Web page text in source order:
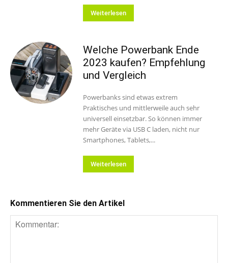
Weiterlesen
Welche Powerbank Ende
2023 kaufen? Empfehlung
und Vergleich
Powerbanks sind etwas extrem
Praktisches und mittlerweile auch sehr
universell einsetzbar. So können immer
mehr Geräte via USB C laden, nicht nur
Smartphones, Tablets,...
Weiterlesen
Kommentieren Sie den Artikel